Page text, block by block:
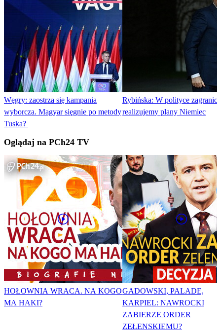
Węgry: zaostrza się kampania
wyborcza. Magyar sięgnie po metody
Tuska?
Rybińska: W polityce
realizujemy plany Niemiec
Oglądaj na PCh24 TV
HOŁOWNIA WRACA. NA KOGO
MA HAKI?
GADOWSKI, PALADE,
KARPIEL: NAWROCKI
ZABIERZE ORDER
ZEŁENSKIEMU?